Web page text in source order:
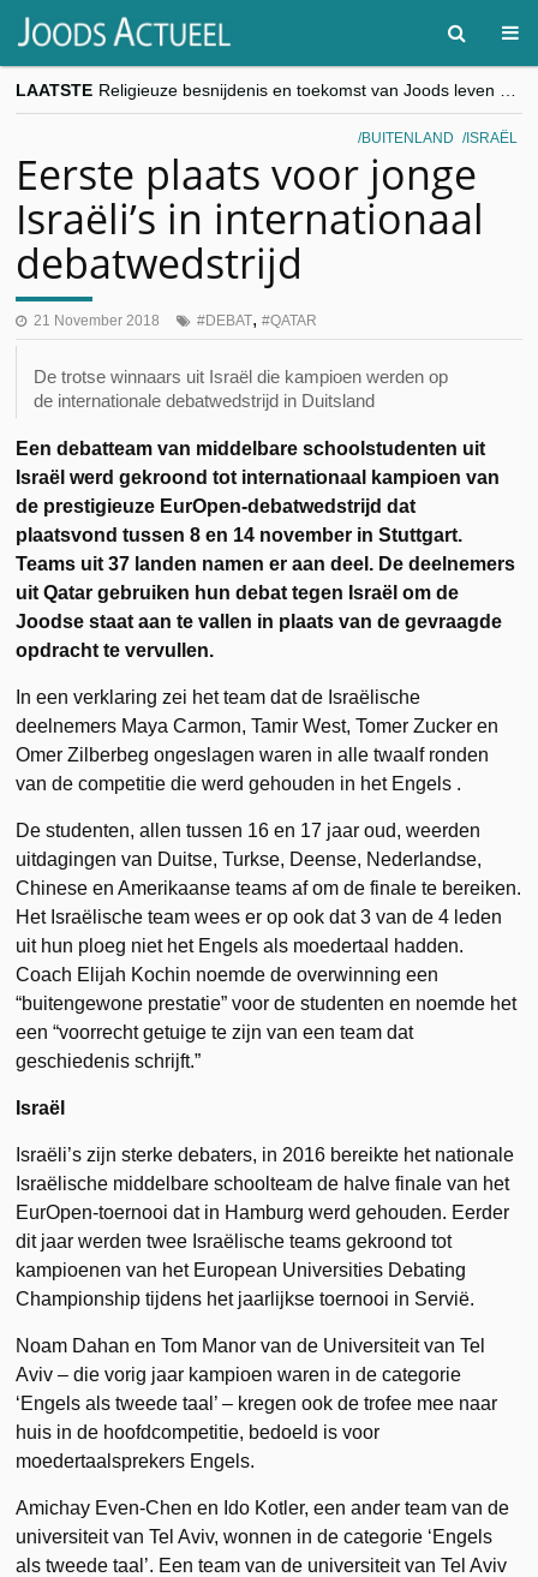
LAATSTE
“Besnijdenisdebat toont hoe moeilijk seculiere Westen minderheden begrijpt”, Jinnih Beels (Vooruit)
CITYTRIP | ROEMENIË – Boekarest: de verrassing van Oost-Europa
BUITENLAND ISRAËL
Eerste plaats voor jonge
Israëli’s in internationaal
debatwedstrijd
21 November 2018 DEBAT, QATAR
De trotse winnaars uit Israël die kampioen werden op
de internationale debatwedstrijd in Duitsland
Een debatteam van middelbare schoolstudenten uit
Israël werd gekroond tot internationaal kampioen van
de prestigieuze EurOpen-debatwedstrijd dat
plaatsvond tussen 8 en 14 november in Stuttgart.
Teams uit 37 landen namen er aan deel. De deelnemers
uit Qatar gebruiken hun debat tegen Israël om de
Joodse staat aan te vallen in plaats van de gevraagde
opdracht te vervullen.
In een verklaring zei het team dat de Israëlische
deelnemers Maya Carmon, Tamir West, Tomer Zucker en
Omer Zilberbeg ongeslagen waren in alle twaalf ronden
van de competitie die werd gehouden in het Engels .
De studenten, allen tussen 16 en 17 jaar oud, weerden
uitdagingen van Duitse, Turkse, Deense, Nederlandse,
Chinese en Amerikaanse teams af om de finale te bereiken.
Het Israëlische team wees er op ook dat 3 van de 4 leden
uit hun ploeg niet het Engels als moedertaal hadden.
Coach Elijah Kochin noemde de overwinning een
“buitengewone prestatie” voor de studenten en noemde het
een “voorrecht getuige te zijn van een team dat
geschiedenis schrijft.”
Israël
Israëli’s zijn sterke debaters, in 2016 bereikte het nationale
Israëlische middelbare schoolteam de halve finale van het
EurOpen-toernooi dat in Hamburg werd gehouden. Eerder
dit jaar werden twee Israëlische teams gekroond tot
kampioenen van het European Universities Debating
Championship tijdens het jaarlijkse toernooi in Servië.
Noam Dahan en Tom Manor van de Universiteit van Tel
Aviv – die vorig jaar kampioen waren in de categorie
‘Engels als tweede taal’ – kregen ook de trofee mee naar
huis in de hoofdcompetitie, bedoeld is voor
moedertaalsprekers Engels.
Amichay Even-Chen en Ido Kotler, een ander team van de
universiteit van Tel Aviv, wonnen in de categorie ‘Engels
als tweede taal’. Een team van de universiteit van Tel Aviv